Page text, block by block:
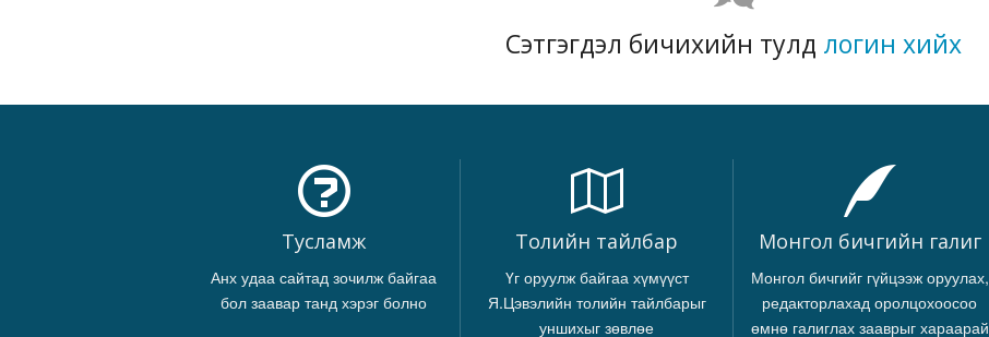
Сэтгэгдэл бичихийн тулд логин хийх
Тусламж
Анх удаа сайтад зочилж байгаа
бол заавар танд хэрэг болно
Толийн тайлбар
Үг оруулж байгаа хүмүүст
Я.Цэвэлийн толийн тайлбарыг
уншихыг зөвлөе
Монгол бичгийн галиг
Монгол бичгийг гүйцээж оруулах,
редакторлахад оролцохоосоо
өмнө галиглах зааврыг хараарай